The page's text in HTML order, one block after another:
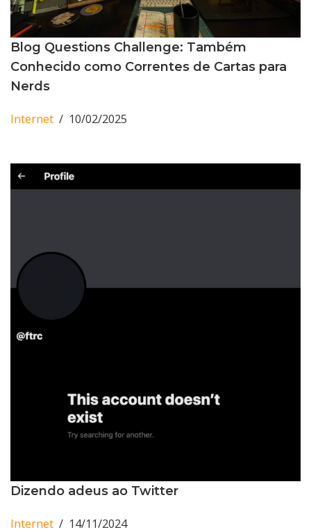
Blog Questions Challenge: Também
Conhecido como Correntes de Cartas para
Nerds
Internet 10/02/2025
Dizendo adeus ao Twitter
Internet 14/11/2024